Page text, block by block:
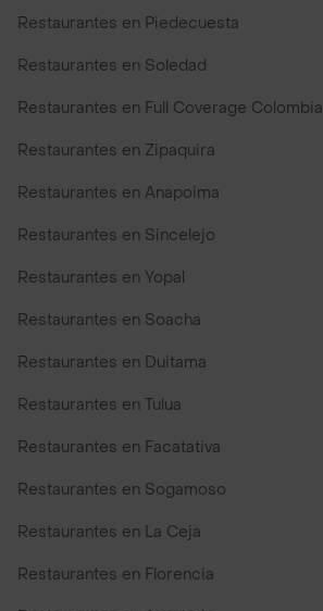
Restaurantes en Piedecuesta
Restaurantes en Soledad
Restaurantes en Full Coverage Colombia
Restaurantes en Zipaquira
Restaurantes en Anapoima
Restaurantes en Sincelejo
Restaurantes en Yopal
Restaurantes en Soacha
Restaurantes en Duitama
Restaurantes en Tulua
Restaurantes en Facatativa
Restaurantes en Sogamoso
Restaurantes en La Ceja
Restaurantes en Florencia